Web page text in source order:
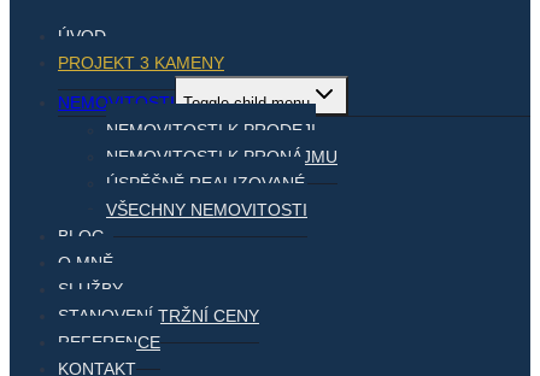
ÚVOD
PROJEKT 3 KAMENY
NEMOVITOSTI Toggle child menu
NEMOVITOSTI K PRODEJI
NEMOVITOSTI K PRONÁJMU
ÚSPĚŠNĚ REALIZOVANÉ
VŠECHNY NEMOVITOSTI
BLOG
O MNĚ
SLUŽBY
STANOVENÍ TRŽNÍ CENY
REFERENCE
KONTAKT